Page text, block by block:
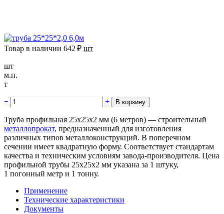
Товар в наличии 642₽ шт
шт
м.п.
т
− +
Труба профильная 25х25х2 мм (6 метров) — строительный
металлопрокат, предназначенный для изготовления
различных типов металлоконструкций. В поперечном
сечении имеет квадратную форму. Соответствует стандартам
качества и техническим условиям завода-производителя. Цена
профильной трубы 25х25х2 мм указана за 1 штуку,
1 погонный метр и 1 тонну.
Применение
Технические характеристики
Документы